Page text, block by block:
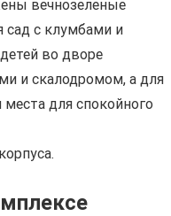
вечнозеленые
сад с клумбами и
во дворе
и скалодромом, а для
для спокойного